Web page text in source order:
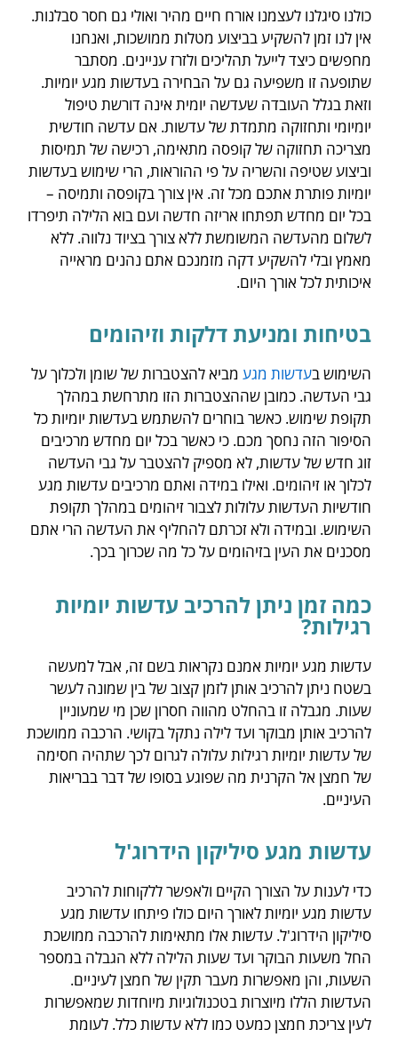
כולנו סיגלנו לעצמנו אורח חיים מהיר ואולי גם חסר סבלנות.
אין לנו זמן להשקיע בביצוע מטלות ממושכות, ואנחנו
מחפשים כיצד לייעל תהליכים ולזרז עניינים. מסתבר
שתופעה זו משפיעה גם על הבחירה בעדשות מגע יומיות.
וזאת בגלל העובדה שעדשה יומית אינה דורשת טיפול
יומיומי ותחזוקה מתמדת של עדשות. אם עדשה חודשית
מצריכה תחזוקה של קופסה מתאימה, רכישה של תמיסות
וביצוע שטיפה והשריה על פי ההוראות, הרי שימוש בעדשות
יומיות פותרת אתכם מכל זה. אין צורך בקופסה ותמיסה –
בכל יום מחדש תפתחו אריזה חדשה ועם בוא הלילה תיפרדו
לשלום מהעדשה המשומשת ללא צורך בציוד נלווה. ללא
מאמץ ובלי להשקיע דקה מזמנכם אתם נהנים מראייה
איכותית לכל אורך היום.
בטיחות ומניעת דלקות וזיהומים
השימוש בעדשות מגע מביא להצטברות של שומן ולכלוך על
גבי העדשה. כמובן שההצטברות הזו מתרחשת במהלך
תקופת שימוש. כאשר בוחרים להשתמש בעדשות יומיות כל
הסיפור הזה נחסך מכם. כי כאשר בכל יום מחדש מרכיבים
זוג חדש של עדשות, לא מספיק להצטבר על גבי העדשה
לכלוך או זיהומים. ואילו במידה ואתם מרכיבים עדשות מגע
חודשיות העדשות עלולות לצבור זיהומים במהלך תקופת
השימוש. ובמידה ולא זכרתם להחליף את העדשה הרי אתם
מסכנים את העין בזיהומים על כל מה שכרוך בכך.
כמה זמן ניתן להרכיב עדשות יומיות
רגילות?
עדשות מגע יומיות אמנם נקראות בשם זה, אבל למעשה
בשטח ניתן להרכיב אותן לזמן קצוב של בין שמונה לעשר
שעות. מגבלה זו בהחלט מהווה חסרון שכן מי שמעוניין
להרכיב אותן מבוקר ועד לילה נתקל בקושי. הרכבה ממושכת
של עדשות יומיות רגילות עלולה לגרום לכך שתהיה חסימה
של חמצן אל הקרנית מה שפוגע בסופו של דבר בבריאות
העיניים.
עדשות מגע סיליקון הידרוג'ל
כדי לענות על הצורך הקיים ולאפשר ללקוחות להרכיב
עדשות מגע יומיות לאורך היום כולו פיתחו עדשות מגע
סיליקון הידרוג'ל. עדשות אלו מתאימות להרכבה ממושכת
החל משעות הבוקר ועד שעות הלילה ללא הגבלה במספר
השעות, והן מאפשרות מעבר תקין של חמצן לעיניים.
העדשות הללו מיוצרות בטכנולוגיות מיוחדות שמאפשרות
לעין צריכת חמצן כמעט כמו ללא עדשות כלל. לעומת